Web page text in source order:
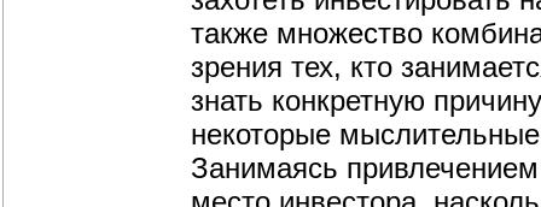
также множество
зрения тех, кто
знать конкретную
некоторые
Занимаясь